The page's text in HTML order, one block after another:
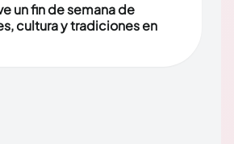
un fin de semana de
cultura y tradiciones en